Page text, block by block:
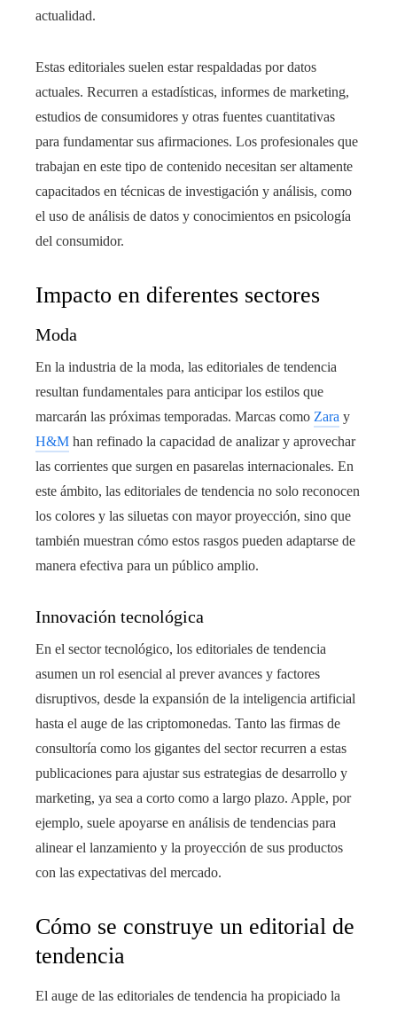
actualidad.
Estas editoriales suelen estar respaldadas por datos
actuales. Recurren a estadísticas, informes de marketing,
estudios de consumidores y otras fuentes cuantitativas
para fundamentar sus afirmaciones. Los profesionales que
trabajan en este tipo de contenido necesitan ser altamente
capacitados en técnicas de investigación y análisis, como
el uso de análisis de datos y conocimientos en psicología
del consumidor.
Impacto en diferentes sectores
Moda
En la industria de la moda, las editoriales de tendencia
resultan fundamentales para anticipar los estilos que
marcarán las próximas temporadas. Marcas como Zara y
H&M han refinado la capacidad de analizar y aprovechar
las corrientes que surgen en pasarelas internacionales. En
este ámbito, las editoriales de tendencia no solo reconocen
los colores y las siluetas con mayor proyección, sino que
también muestran cómo estos rasgos pueden adaptarse de
manera efectiva para un público amplio.
Innovación tecnológica
En el sector tecnológico, los editoriales de tendencia
asumen un rol esencial al prever avances y factores
disruptivos, desde la expansión de la inteligencia artificial
hasta el auge de las criptomonedas. Tanto las firmas de
consultoría como los gigantes del sector recurren a estas
publicaciones para ajustar sus estrategias de desarrollo y
marketing, ya sea a corto como a largo plazo. Apple, por
ejemplo, suele apoyarse en análisis de tendencias para
alinear el lanzamiento y la proyección de sus productos
con las expectativas del mercado.
Cómo se construye un editorial de
tendencia
El auge de las editoriales de tendencia ha propiciado la